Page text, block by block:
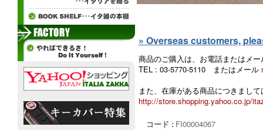
» Overseas customers,
商品のご購入は、お電話またはメ
TEL : 03-5770-5110 またはメール
また、在庫がある商品につきまし
http://store.shopping.yahoo.co.jp/
コード : FI00004067